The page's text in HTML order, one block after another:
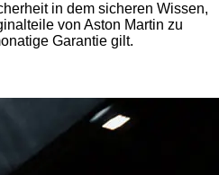
in dem sicheren Wissen,
von Aston Martin zu
Garantie gilt.